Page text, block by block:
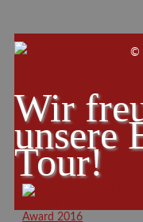
Wir
unsere
Tour!
©